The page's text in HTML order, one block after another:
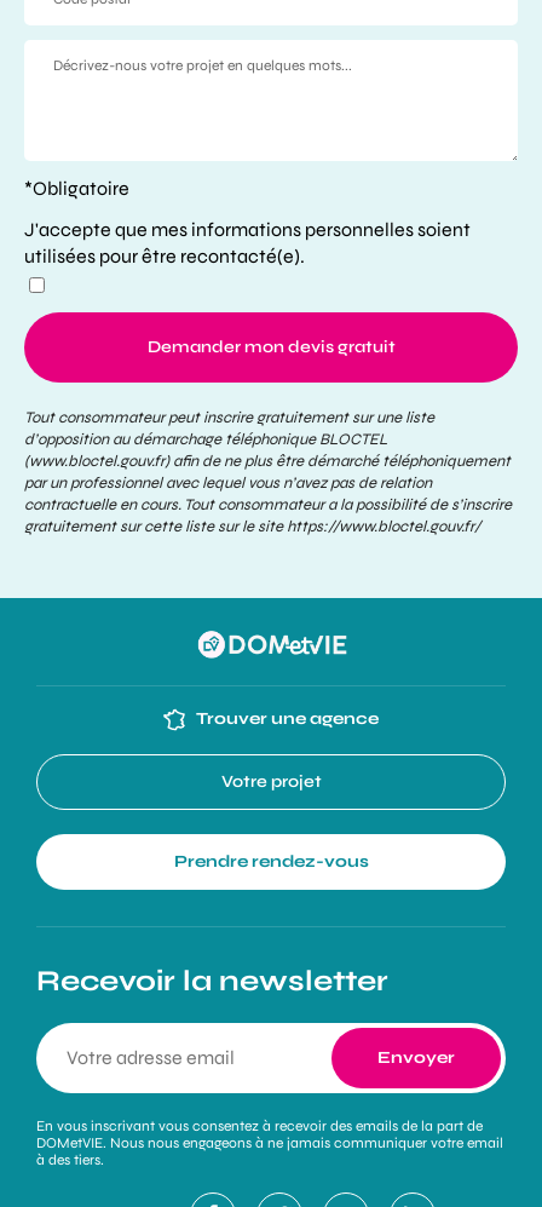
*Obligatoire
J'accepte que mes informations personnelles soient
utilisées pour être recontacté(e).
Demander mon devis gratuit
Tout consommateur peut inscrire gratuitement sur une liste
d’opposition au démarchage téléphonique BLOCTEL
(www.bloctel.gouv.fr) afin de ne plus être démarché téléphoniquement
par un professionnel avec lequel vous n’avez pas de relation
contractuelle en cours. Tout consommateur a la possibilité de s’inscrire
gratuitement sur cette liste sur le sitehttps://www.bloctel.gouv.fr/
Trouver une agence
Votre projet
Prendre rendez-vous
Recevoir la newsletter
En vous inscrivant vous consentez à recevoir des emails de la part de
DOMetVIE. Nous nous engageons à ne jamais communiquer votre email
à des tiers.